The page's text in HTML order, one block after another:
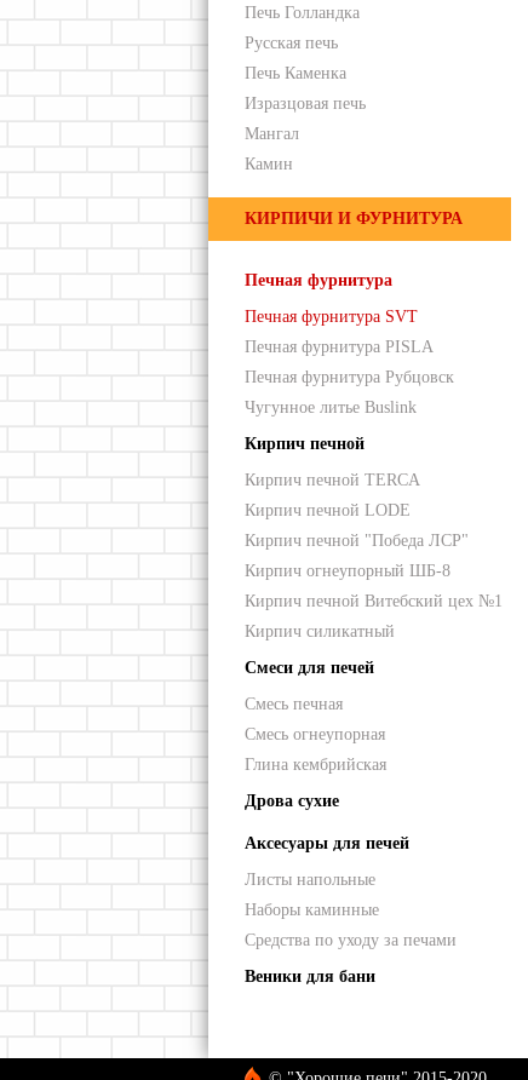
Печь Голландка
Русская печь
Печь Каменка
Изразцовая печь
Мангал
Камин
КИРПИЧИ И ФУРНИТУРА
Печная фурнитура
Печная фурнитура SVT
Печная фурнитура PISLA
Печная фурнитура Рубцовск
Чугунное литье Buslink
Кирпич печной
Кирпич печной TERCA
Кирпич печной LODE
Кирпич печной "Победа ЛСР"
Кирпич огнеупорный ШБ-8
Кирпич печной Витебский цех №1
Кирпич силикатный
Смеси для печей
Смесь печная
Смесь огнеупорная
Глина кембрийская
Дрова сухие
Аксесуары для печей
Листы напольные
Наборы каминные
Средства по уходу за печами
Веники для бани